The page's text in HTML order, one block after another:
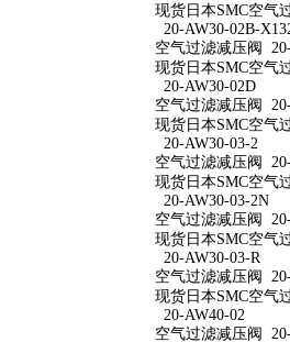
现货日本SMC空气
20-AW30-02B-
空气过滤减压阀
现货日本SMC空气
20-AW30-02D
空气过滤减压阀
现货日本SMC空气
20-AW30-03-2
空气过滤减压阀
现货日本SMC空气
20-AW30-03-2N
空气过滤减压阀
现货日本SMC空气
20-AW30-03-R
空气过滤减压阀
现货日本SMC空气
20-AW40-02
空气过滤减压阀